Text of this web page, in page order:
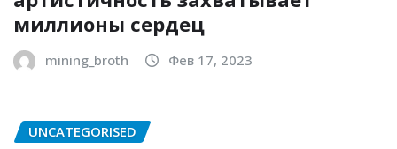
миллионы сердец
mining_broth Фев 17, 2023
UNCATEGORISED